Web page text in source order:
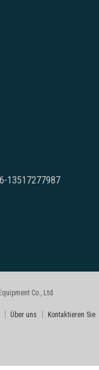
13517277987
Co., Ltd
Über uns Kontaktieren Sie